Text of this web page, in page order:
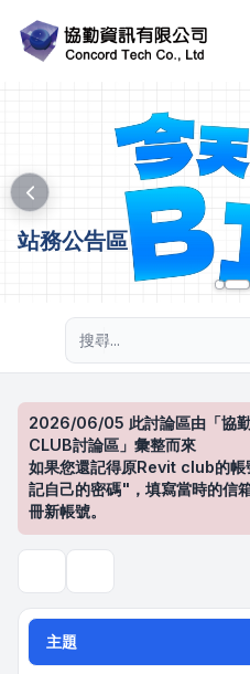
站務公告區
2026/06/05 此討論區由「協
CLUB討論區」彙整而來
如果您還記得原Revit club的
記自己的密碼"，填寫當時的信
冊新帳號。
主題